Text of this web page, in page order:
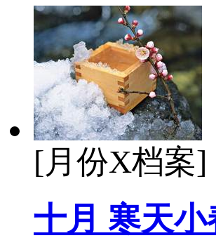
[月份X档案]
十月 寒天